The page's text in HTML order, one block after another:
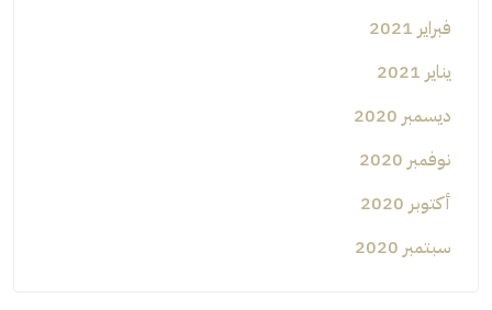
فبراير 2021
يناير 2021
ديسمبر 2020
نوفمبر 2020
أكتوبر 2020
سبتمبر 2020